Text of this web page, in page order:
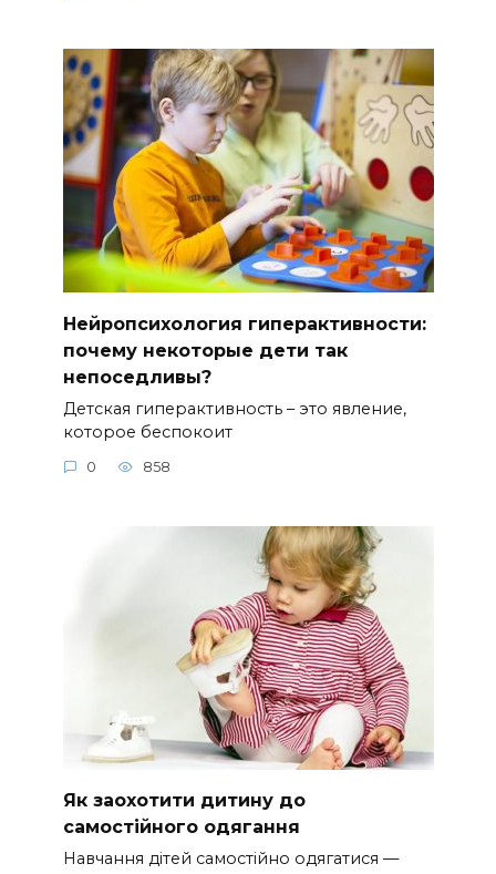
Нейропсихология гиперактивности:
почему некоторые дети так
непоседливы?
Детская гиперактивность – это явление,
которое беспокоит
0 858
Як заохотити дитину до
самостійного одягання
Навчання дітей самостійно одягатися —